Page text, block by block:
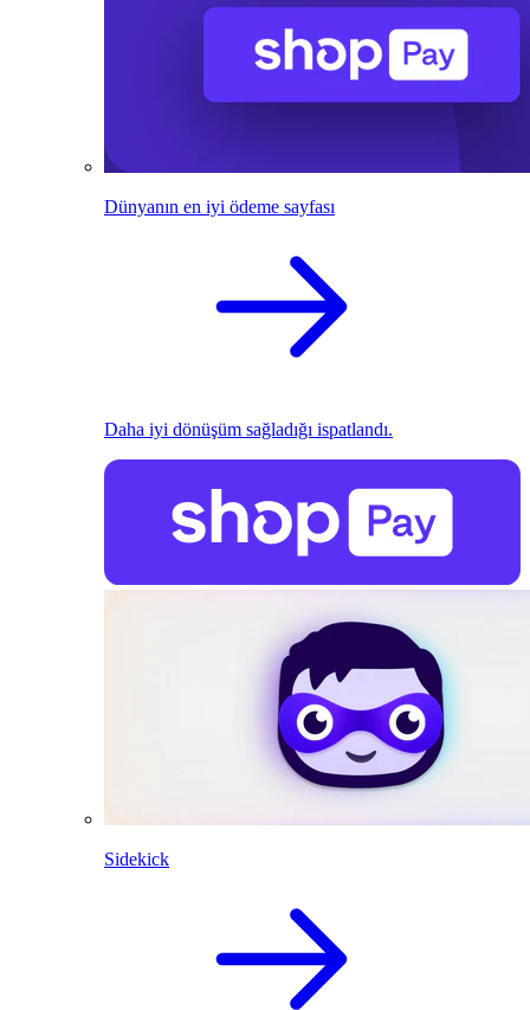
Dünyanın en iyi ödeme sayfası
Daha iyi dönüşüm sağladığı ispatlandı.
Sidekick